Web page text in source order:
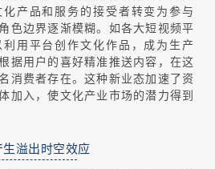
产品和服务的接受者转变为参与
色边界逐渐模糊。如各大短视频平
用平台创作文化作品，成为生产
据用户的喜好精准推送内容，在这
消费者存在。这种新业态加速了资
加入，使文化产业市场的潜力得到
溢出时空效应